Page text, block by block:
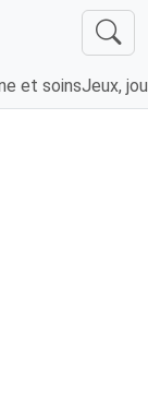
et soinsJeux,